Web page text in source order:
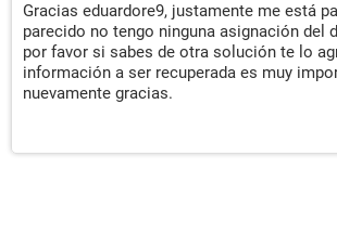
Gracias eduardore9, justamente me está
parecido no tengo ninguna asignación del
por favor si sabes de otra solución te lo
información a ser recuperada es muy
nuevamente gracias.